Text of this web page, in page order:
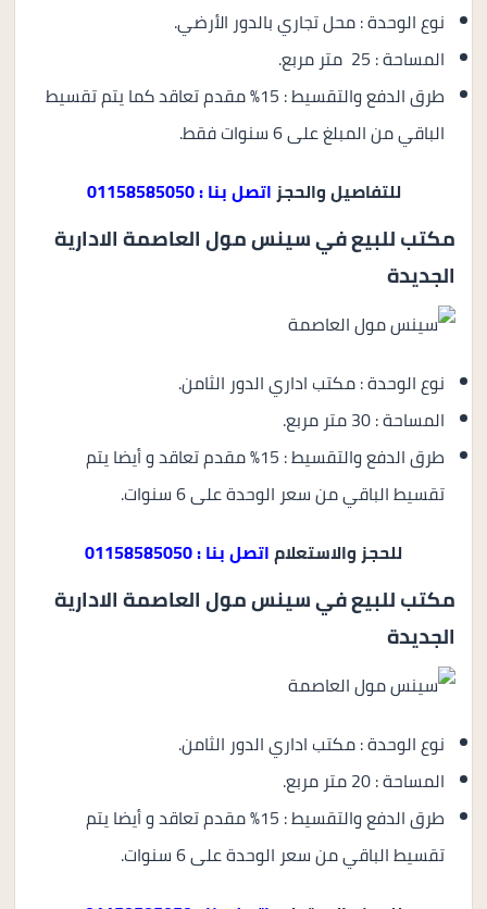
نوع الوحدة : محل تجاري بالدور الأرضي.
المساحة : 25 متر مربع.
طرق الدفع والتقسيط : 15% مقدم تعاقد كما يتم تقسيط
الباقي من المبلغ على 6 سنوات فقط.
للتفاصيل والحجزاتصل بنا : 01158585050
مكتب للبيع في سينس مول العاصمة الادارية
الجديدة
نوع الوحدة : مكتب اداري الدور الثامن.
المساحة : 30 متر مربع.
طرق الدفع والتقسيط : 15% مقدم تعاقد و أيضا يتم
تقسيط الباقي من سعر الوحدة على 6 سنوات.
للحجز والاستعلاماتصل بنا : 01158585050
مكتب للبيع في سينس مول العاصمة الادارية
الجديدة
نوع الوحدة : مكتب اداري الدور الثامن.
المساحة : 20 متر مربع.
طرق الدفع والتقسيط : 15% مقدم تعاقد و أيضا يتم
تقسيط الباقي من سعر الوحدة على 6 سنوات.